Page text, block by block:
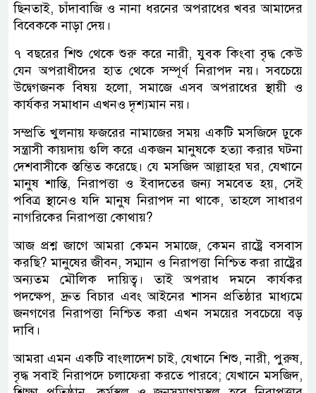
ছিনতাই, চাঁদাবাজি ও নানা ধরনের অপরাধের খবর আমাদের
বিবেককে নাড়া দেয়।
৭ বছরের শিশু থেকে শুরু করে নারী, যুবক কিংবা বৃদ্ধ কেউ
যেন অপরাধীদের হাত থেকে সম্পূর্ণ নিরাপদ নয়। সবচেয়ে
উদ্বেগজনক বিষয় হলো, সমাজে এসব অপরাধের স্থায়ী ও
কার্যকর সমাধান এখনও দৃশ্যমান নয়।
সম্প্রতি খুলনায় ফজরের নামাজের সময় একটি মসজিদে ঢুকে
সন্ত্রাসী কায়দায় গুলি করে একজন মানুষকে হত্যা করার ঘটনা
দেশবাসীকে স্তম্ভিত করেছে। যে মসজিদ আল্লাহর ঘর, যেখানে
মানুষ শান্তি, নিরাপত্তা ও ইবাদতের জন্য সমবেত হয়, সেই
পবিত্র স্থানেও যদি মানুষ নিরাপদ না থাকে, তাহলে সাধারণ
নাগরিকের নিরাপত্তা কোথায়?
আজ প্রশ্ন জাগে আমরা কেমন সমাজে, কেমন রাষ্ট্রে বসবাস
করছি? মানুষের জীবন, সম্মান ও নিরাপত্তা নিশ্চিত করা রাষ্ট্রের
অন্যতম মৌলিক দায়িত্ব। তাই অপরাধ দমনে কার্যকর
পদক্ষেপ, দ্রুত বিচার এবং আইনের শাসন প্রতিষ্ঠার মাধ্যমে
জনগণের নিরাপত্তা নিশ্চিত করা এখন সময়ের সবচেয়ে বড়
দাবি।
আমরা এমন একটি বাংলাদেশ চাই, যেখানে শিশু, নারী, পুরুষ,
বৃদ্ধ সবাই নিরাপদে চলাফেরা করতে পারবে; যেখানে মসজিদ,